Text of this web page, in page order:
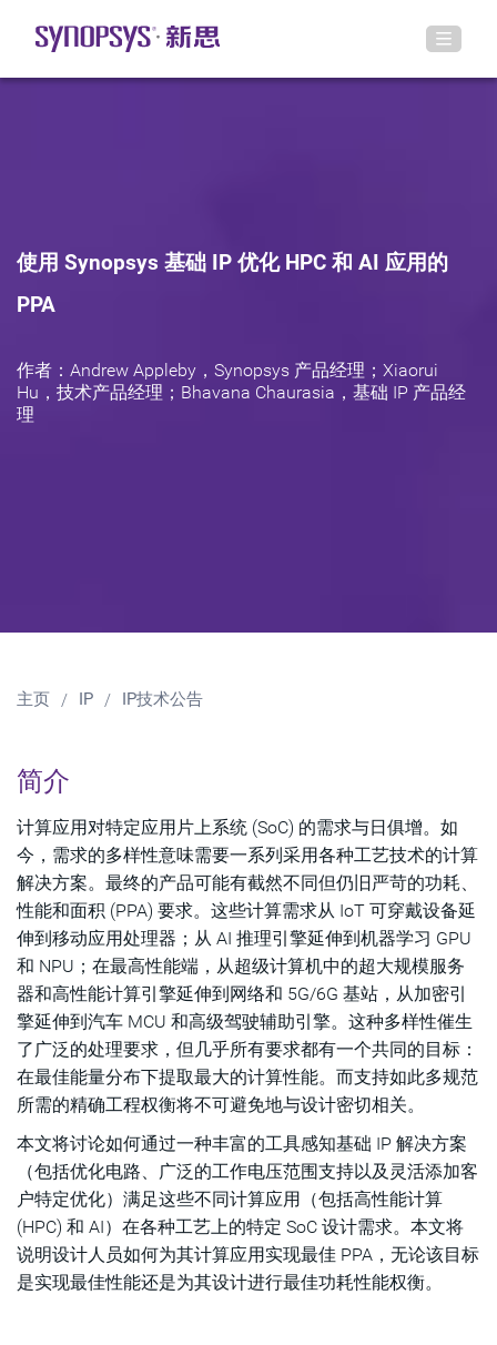
使用 Synopsys 基础 IP 优化 HPC 和 AI 应用的
PPA
作者：Andrew Appleby，Synopsys 产品经理；Xiaorui
Hu，技术产品经理；Bhavana Chaurasia，基础 IP 产品经
理
主页 IP IP技术公告
简介
计算应用对特定应用片上系统 (SoC) 的需求与日俱增。如
今，需求的多样性意味需要一系列采用各种工艺技术的计算
解决方案。最终的产品可能有截然不同但仍旧严苛的功耗、
性能和面积 (PPA) 要求。这些计算需求从 IoT 可穿戴设备延
伸到移动应用处理器；从 AI 推理引擎延伸到机器学习 GPU
和 NPU；在最高性能端，从超级计算机中的超大规模服务
器和高性能计算引擎延伸到网络和 5G/6G 基站，从加密引
擎延伸到汽车 MCU 和高级驾驶辅助引擎。这种多样性催生
了广泛的处理要求，但几乎所有要求都有一个共同的目标：
在最佳能量分布下提取最大的计算性能。而支持如此多规范
所需的精确工程权衡将不可避免地与设计密切相关。
本文将讨论如何通过一种丰富的工具感知基础 IP 解决方案
（包括优化电路、广泛的工作电压范围支持以及灵活添加客
户特定优化）满足这些不同计算应用（包括高性能计算
(HPC) 和 AI）在各种工艺上的特定 SoC 设计需求。本文将
说明设计人员如何为其计算应用实现最佳 PPA，无论该目标
是实现最佳性能还是为其设计进行最佳功耗性能权衡。